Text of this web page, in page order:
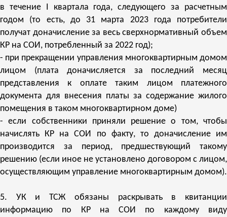
в течение I квартала года, следующего за расчетным
годом (то есть, до 31 марта 2023 года потребители
получат доначисление за весь сверхнормативный объем
КР на СОИ, потребленный за 2022 год);
- при прекращении управления многоквартирным домом
лицом (плата доначисляется за последний месяц
представления к оплате таким лицом платежного
документа для внесения платы за содержание жилого
помещения в таком многоквартирном доме)
- если собственники приняли решение о том, чтобы
начислять КР на СОИ по факту, то доначисление им
производится за период, предшествующий такому
решению (если иное не установлено договором с лицом,
осуществляющим управление многоквартирным домом).
5. УК и ТСЖ обязаны раскрывать в квитанции
информацию по КР на СОИ по каждому виду